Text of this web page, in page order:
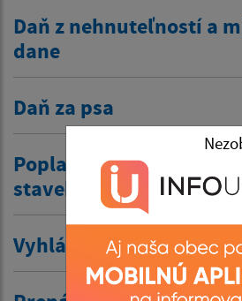
Daň z nehnuteľností a
dane
Daň za psa
Poplatok za komunálne
stavebné odpady
Vyhlásenie v miestnom